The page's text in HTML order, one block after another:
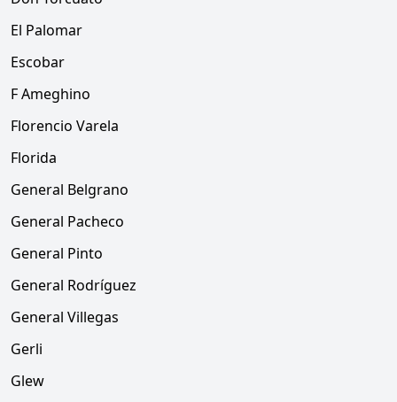
El Palomar
Escobar
F Ameghino
Florencio Varela
Florida
General Belgrano
General Pacheco
General Pinto
General Rodríguez
General Villegas
Gerli
Glew